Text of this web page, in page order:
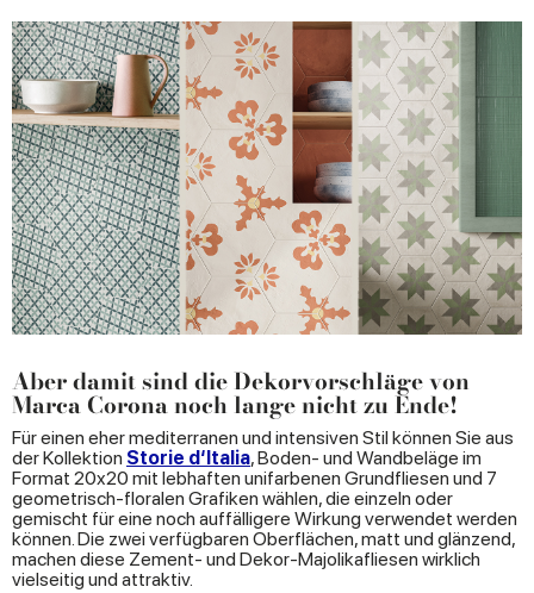
Aber damit sind die Dekorvorschläge von
Marca Corona noch lange nicht zu Ende!
Für einen eher mediterranen und intensiven Stil können Sie aus
der Kollektion Storie d‘Italia, Boden- und Wandbeläge im
Format 20x20 mit lebhaften unifarbenen Grundfliesen und 7
geometrisch-floralen Grafiken wählen, die einzeln oder
gemischt für eine noch auffälligere Wirkung verwendet werden
können. Die zwei verfügbaren Oberflächen, matt und glänzend,
machen diese Zement- und Dekor-Majolikafliesen wirklich
vielseitig und attraktiv.